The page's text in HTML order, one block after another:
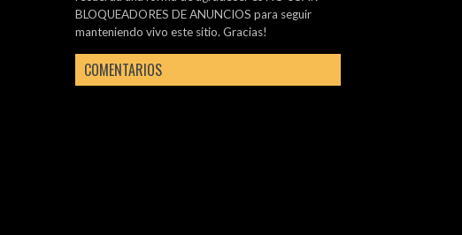
BLOQUEADORES DE ANUNCIOS para seguir
manteniendo vivo este sitio. Gracias!
COMENTARIOS